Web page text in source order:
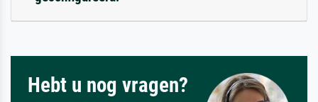
Hebt u nog vragen?